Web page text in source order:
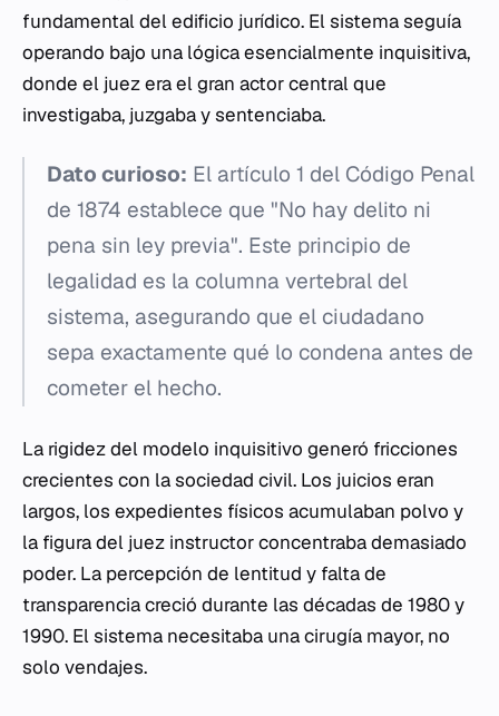
fundamental del edificio jurídico. El sistema seguía
operando bajo una lógica esencialmente inquisitiva,
donde el juez era el gran actor central que
investigaba, juzgaba y sentenciaba.
Dato curioso: El artículo 1 del Código Penal
de 1874 establece que "No hay delito ni
pena sin ley previa". Este principio de
legalidad es la columna vertebral del
sistema, asegurando que el ciudadano
sepa exactamente qué lo condena antes de
cometer el hecho.
La rigidez del modelo inquisitivo generó fricciones
crecientes con la sociedad civil. Los juicios eran
largos, los expedientes físicos acumulaban polvo y
la figura del juez instructor concentraba demasiado
poder. La percepción de lentitud y falta de
transparencia creció durante las décadas de 1980 y
1990. El sistema necesitaba una cirugía mayor, no
solo vendajes.